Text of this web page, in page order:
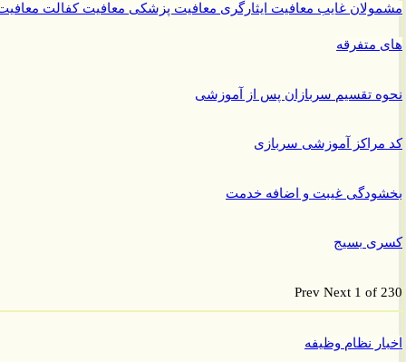
غایبمعافیت ایثارگریمعافیت پزشکیمعافیت کفالتمعافیت
متفرقه
تقسیم سربازان پس از آموزشی
آموزشی سربازی
غیبت و اضافه خدمت
بسیج
PrevNext 1 of
نظام وظیفه